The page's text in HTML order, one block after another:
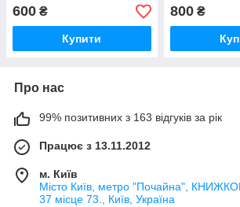
600 ₴
Купити
800₴
Про нас
99% позитивних з 163 відгуків за рік
Працює з 13.11.2012
м. Київ
Місто Київ, метро "Почайна",
37 місце 73., Київ, Україна